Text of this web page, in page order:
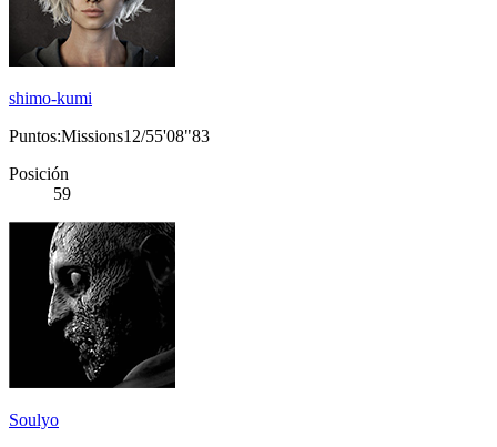
shimo-kumi
Puntos:Missions12/55'08"83
Posición
59
Soulyo